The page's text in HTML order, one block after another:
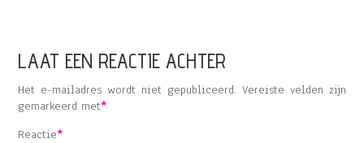
LAAT EEN REACTIE ACHTER
Het e-mailadres wordt niet gepubliceerd. Vereiste velden zijn
gemarkeerd met*
Reactie*